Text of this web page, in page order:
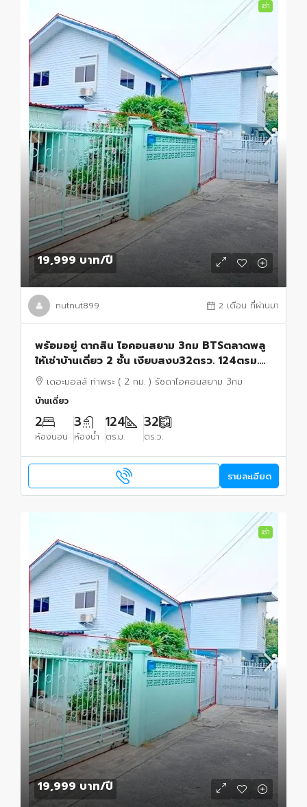
เช่า
19,999 บาท/ปี
nutnut899 2 เดือน ที่ผ่านมา
พร้อมอยู่ ตากสิน ไอคอนสยาม 3กม BTSตลาดพลู
ให้เช่าบ้านเดี่ยว 2 ชั้น เงียบสงบ32ตรว. 124ตรม.
2นอน 3น้ำ 2จอดรถ 4แอร์ เดอะมอลล์ ท่าพระ
เดอะมอลล์ ท่าพระ ( 2 กม. ) รัชดาไอคอนสยาม 3กม
บ้านเดี่ยว
2
ห้องนอน
3
ห้องน้ำ
124
ตร.ม.
32
ตร.ว.
รายละเอียด
เช่า
19,999 บาท/ปี